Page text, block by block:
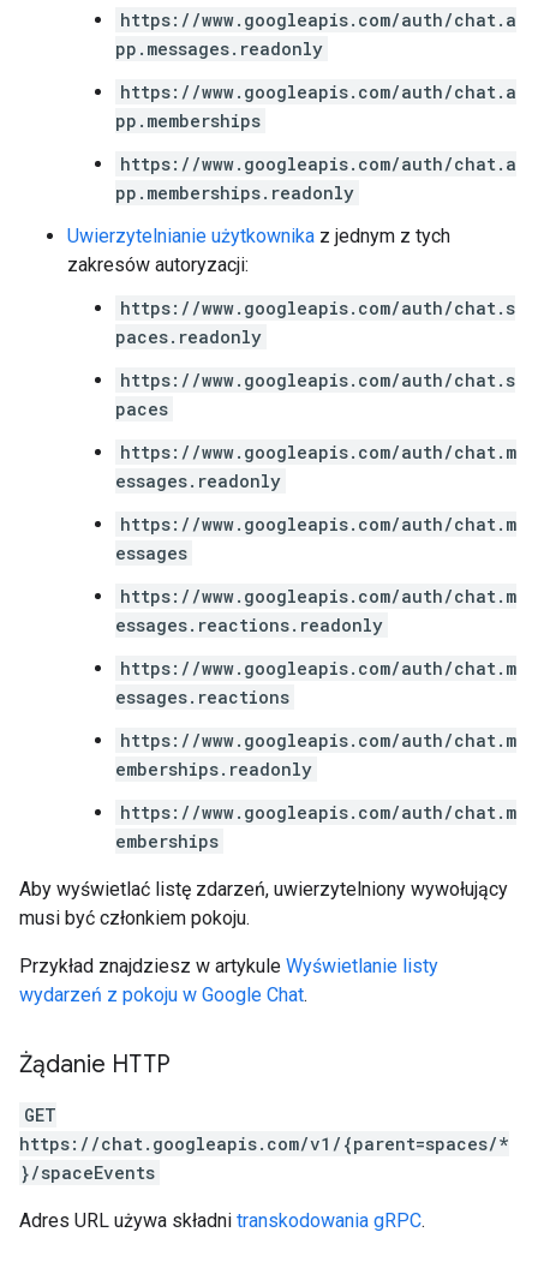
https://www.googleapis.com/auth/chat.a
pp.messages.readonly
https://www.googleapis.com/auth/chat.a
pp.memberships
https://www.googleapis.com/auth/chat.a
pp.memberships.readonly
Uwierzytelnianie użytkownika z jednym z tych
zakresów autoryzacji:
https://www.googleapis.com/auth/chat.s
paces.readonly
https://www.googleapis.com/auth/chat.s
paces
https://www.googleapis.com/auth/chat.m
essages.readonly
https://www.googleapis.com/auth/chat.m
essages
https://www.googleapis.com/auth/chat.m
essages.reactions.readonly
https://www.googleapis.com/auth/chat.m
essages.reactions
https://www.googleapis.com/auth/chat.m
emberships.readonly
https://www.googleapis.com/auth/chat.m
emberships
Aby wyświetlać listę zdarzeń, uwierzytelniony wywołujący
musi być członkiem pokoju.
Przykład znajdziesz w artykule Wyświetlanie listy
wydarzeń z pokoju w Google Chat.
Żądanie HTTP
GET
https://chat.googleapis.com/v1/{parent=spaces/*
}/spaceEvents
Adres URL używa składni transkodowania gRPC.